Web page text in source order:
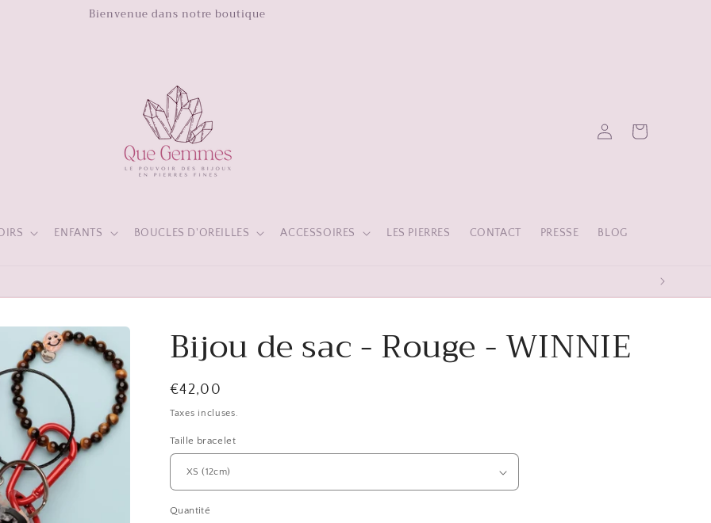
Bienvenue dans notre boutique
ENFANTS BOUCLES D'OREILLES ACCESSOIRES LES PIERRES CONTACT PRESSE BLOG
Connexion Panier
Bijou de sac - Rouge - WINNIE
Prix
habituel
€42,00
Taxes incluses.
Taille bracelet
Quantité